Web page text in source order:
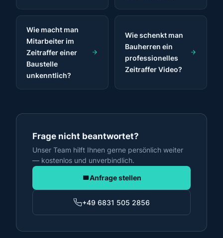
Wie macht man
Mitarbeiter im
Zeitraffer einer
Baustelle
unkenntlich?
Wie schenkt man
Bauherren ein
professionelles
Zeitraffer Video?
Frage nicht beantwortet?
Unser Team hilft Ihnen gerne persönlich weiter
— kostenlos und unverbindlich.
Anfrage stellen
+49 6831 505 2856